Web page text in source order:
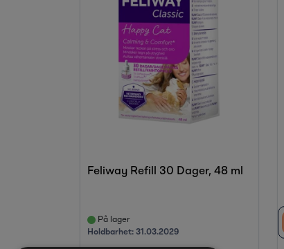
Feliway Refill 30 Dager, 48 ml
På lager
Holdbarhet: 31.03.2029